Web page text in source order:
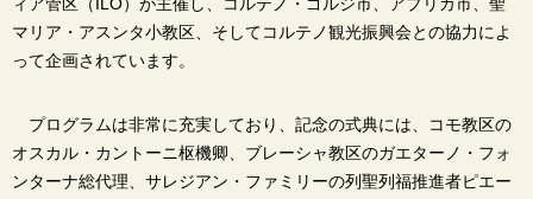
ィア管区（ILO）が主催し、コルテノ・ゴルジ市、アプリカ市、聖
マリア・アスンタ小教区、そしてコルテノ観光振興会との協力によ
って企画されています。
プログラムは非常に充実しており、記念の式典には、コモ教区の
オスカル・カントーニ枢機卿、ブレーシャ教区のガエターノ・フォ
ンターナ総代理、サレジアン・ファミリーの列聖列福推進者ピエー